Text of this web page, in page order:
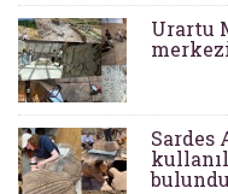
Urartu
Sardes
bulundu